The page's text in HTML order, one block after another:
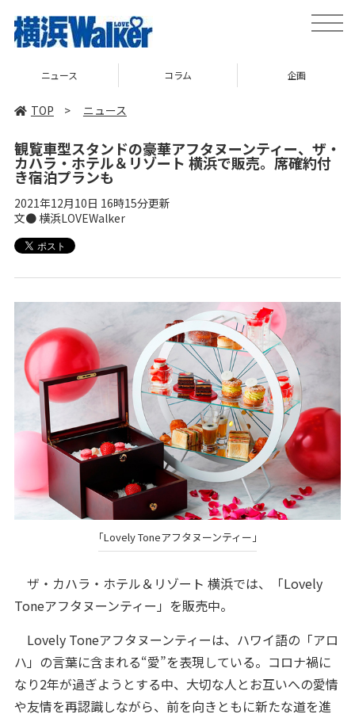
toggle
ニュース コラム 企画
TOP > ニュース
観覧車型スタンドの豪華アフタヌーンティー、ザ・
カハラ・ホテル＆リゾート 横浜で販売。席確約付
き宿泊プランも
2021年12月10日 16時15分更新
文● 横浜LOVEWalker
「Lovely Toneアフタヌーンティー」
ザ・カハラ・ホテル＆リゾート 横浜では、「Lovely
Toneアフタヌーンティー」を販売中。
Lovely Toneアフタヌーンティーは、ハワイ語の「アロ
ハ」の言葉に含まれる“愛”を表現している。コロナ禍に
なり2年が過ぎようとする中、大切な人とお互いへの愛情
や友情を再認識しながら、前を向きともに新たな道を進